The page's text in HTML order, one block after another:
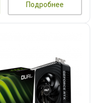
Подробнее